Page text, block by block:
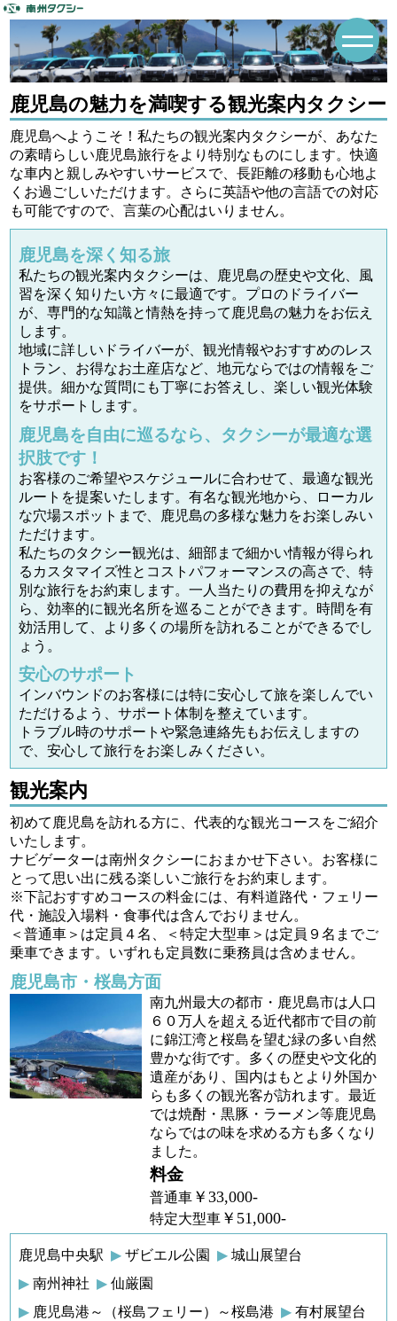
鹿児島の魅力を満喫する観光案内タクシー
鹿児島へようこそ！私たちの観光案内タクシーが、あなた
の素晴らしい鹿児島旅行をより特別なものにします。快適
な車内と親しみやすいサービスで、長距離の移動も心地よ
くお過ごしいただけます。さらに英語や他の言語での対応
も可能ですので、言葉の心配はいりません。
鹿児島を深く知る旅
私たちの観光案内タクシーは、鹿児島の歴史や文化、風
習を深く知りたい方々に最適です。プロのドライバー
が、専門的な知識と情熱を持って鹿児島の魅力をお伝え
します。
地域に詳しいドライバーが、観光情報やおすすめのレス
トラン、お得なお土産店など、地元ならではの情報をご
提供。細かな質問にも丁寧にお答えし、楽しい観光体験
をサポートします。
鹿児島を自由に巡るなら、タクシーが最適な選
択肢です！
お客様のご希望やスケジュールに合わせて、最適な観光
ルートを提案いたします。有名な観光地から、ローカル
な穴場スポットまで、鹿児島の多様な魅力をお楽しみい
ただけます。
私たちのタクシー観光は、細部まで細かい情報が得られ
るカスタマイズ性とコストパフォーマンスの高さで、特
別な旅行をお約束します。一人当たりの費用を抑えなが
ら、効率的に観光名所を巡ることができます。時間を有
効活用して、より多くの場所を訪れることができるでし
ょう。
安心のサポート
インバウンドのお客様には特に安心して旅を楽しんでい
ただけるよう、サポート体制を整えています。
トラブル時のサポートや緊急連絡先もお伝えしますの
で、安心して旅行をお楽しみください。
観光案内
初めて鹿児島を訪れる方に、代表的な観光コースをご紹介
いたします。
ナビゲーターは南州タクシーにおまかせ下さい。お客様に
とって思い出に残る楽しいご旅行をお約束します。
※下記おすすめコースの料金には、有料道路代・フェリー
代・施設入場料・食事代は含んでおりません。
＜普通車＞は定員４名、＜特定大型車＞は定員９名までご
乗車できます。いずれも定員数に乗務員は含めません。
鹿児島市・桜島方面
南九州最大の都市・鹿児島市は人口
６０万人を超える近代都市で目の前
に錦江湾と桜島を望む緑の多い自然
豊かな街です。多くの歴史や文化的
遺産があり、国内はもとより外国か
らも多くの観光客が訪れます。最近
では焼酎・黒豚・ラーメン等鹿児島
ならではの味を求める方も多くなり
ました。
料金
普通車￥33,000-
特定大型車￥51,000-
鹿児島中央駅 ザビエル公園
城山展望台
南州神社
仙厳園
鹿児島港～（桜島フェリー）～桜島港
有村展望台